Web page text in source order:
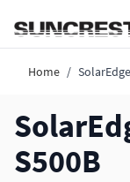
Home /
S500B